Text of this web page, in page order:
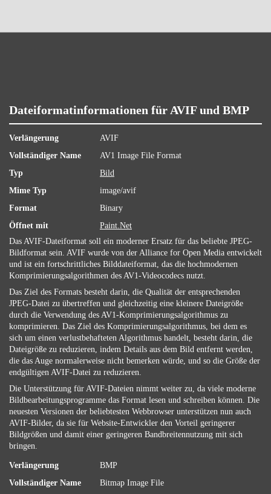
Dateiformatinformationen für AVIF und BMP
Verlängerung
AVIF
Vollständiger Name
AV1 Image File Format
Typ
Bild
Mime Typ
image/avif
Format
Binary
Öffnet mit
Paint.Net
Das AVIF-Dateiformat soll ein moderner Ersatz für das beliebte JPEG-
Bildformat sein. AVIF wurde von der Alliance for Open Media entwickelt
und ist ein fortschrittliches Bilddateiformat, das die hochmodernen
Komprimierungsalgorithmen des AV1-Videocodecs nutzt.
Das Ziel des Formats besteht darin, die Qualität der entsprechenden
JPEG-Datei zu übertreffen und gleichzeitig eine kleinere Dateigröße
durch die Verwendung des AV1-Komprimierungsalgorithmus zu
komprimieren. Das Ziel des Komprimierungsalgorithmus, bei dem es
sich um einen verlustbehafteten Algorithmus handelt, besteht darin, die
Dateigröße zu reduzieren, indem Details aus dem Bild entfernt werden,
die das Auge normalerweise nicht bemerken würde, und so die Größe der
endgültigen AVIF-Datei zu reduzieren.
Die Unterstützung für AVIF-Dateien nimmt weiter zu, da viele moderne
Bildbearbeitungsprogramme das Format lesen und schreiben können. Die
neuesten Versionen der beliebtesten Webbrowser unterstützen nun auch
AVIF-Bilder, da sie für Website-Entwickler den Vorteil geringerer
Bildgrößen und damit einer geringeren Bandbreitennutzung mit sich
bringen.
Verlängerung
BMP
Vollständiger Name
Bitmap Image File